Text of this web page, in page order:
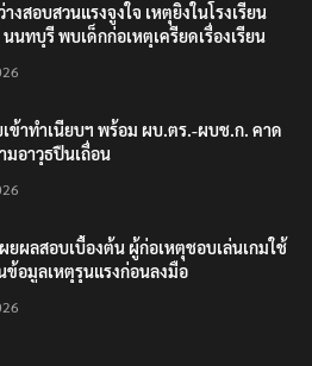
งสอบสวนแรงจูงใจ เหตุยิงในโรงเรียน
นทบุรี พบเด็กก่อเหตุเครียดเรื่องเรียน
ข้าทำเนียบฯ พร้อม ผบ.ตร.-ผบช.ก. คาด
มอาวุธปืนเถื่อน
ยผลสอบเบื้องต้น ผู้ก่อเหตุชอบเล่นเกมใช้
ข้อมูลเหตุรุนแรงก่อนลงมือ